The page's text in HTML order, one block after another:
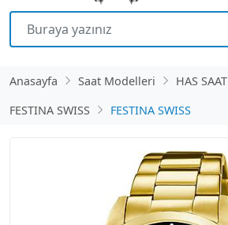
Anasayfa Saat Modelleri
HAS SAAT
FESTINA SWISS
FESTINA SWISS